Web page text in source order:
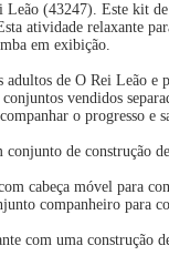
(43247). Este kit
atividade relaxante
em exibição.
de O Rei Leão e
vendidos
o progresso e
de construção
cabeça móvel para
companheiro para
com uma construção